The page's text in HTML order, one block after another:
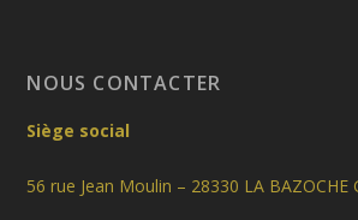
NOUS CONTACTER
Siège social
56 rue Jean Moulin – 28330 LA BAZOCHE